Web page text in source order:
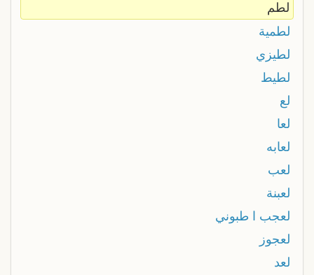
لطم
لطمية
لطيزي
لطيط
لع
لعا
لعابه
لعب
لعبنة
لعجب ا طبوني
لعجوز
لعد